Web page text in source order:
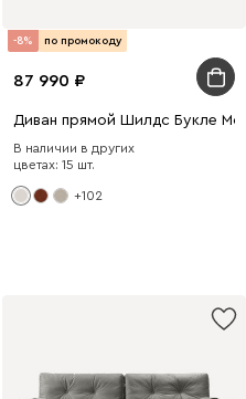
-8% по промокоду
87 990
Диван прямой Шилдс Букле
В наличии в других
цветах: 15 шт.
+102